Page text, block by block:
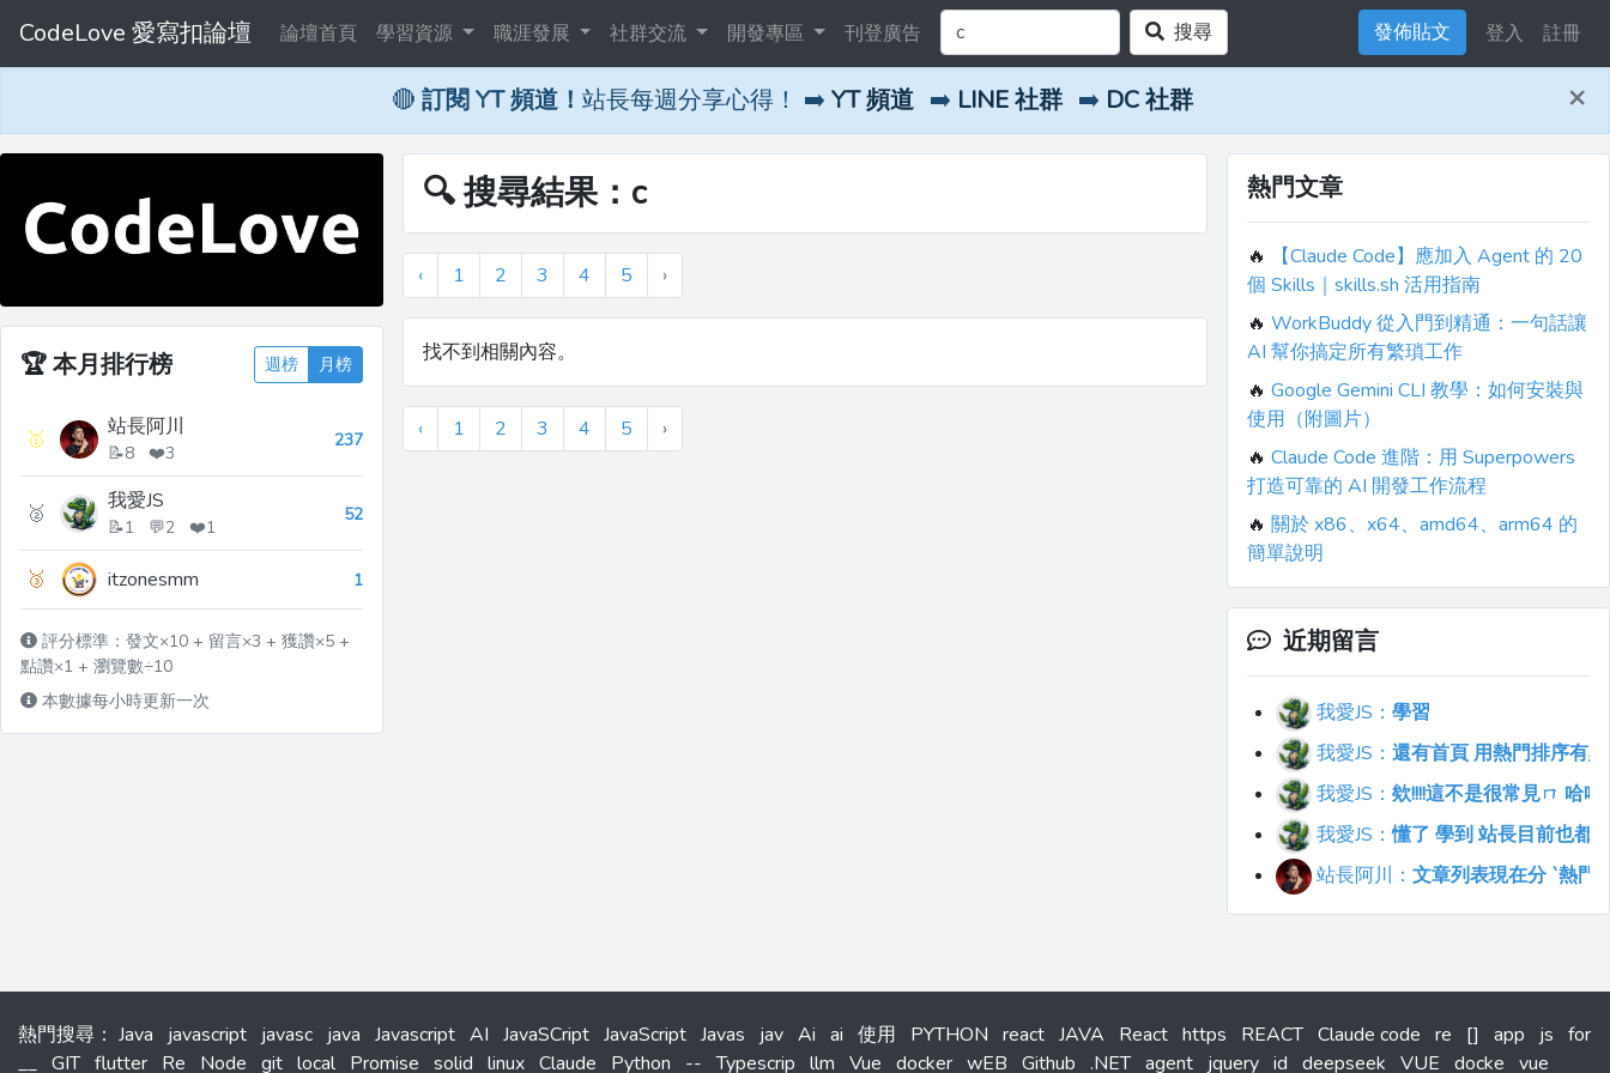
CodeLove 愛寫扣論壇 論壇首頁 學習資源 職涯發展 社群交流 開發專區 刊登廣告 搜尋 發佈貼文 登入 註冊
🔴 訂閱 YT 頻道！ 站長每週分享心得！ ➡️ YT 頻道 ➡️ LINE 社群 ➡️ DC 社群 ×
🏆本月排行榜 週榜 月榜
🥇 站長阿川
📝8 ❤️3
237
🥈 我愛JS
📝1 💬2 ❤️1
52
🥉 itzonesmm 1
評分標準：發文×10 + 留言×3 + 獲讚×5 +
點讚×1 + 瀏覽數÷10
本數據每小時更新一次
🔍 搜尋結果：c
‹ 1 2 3 4 5 ›
找不到相關內容。
‹ 1 2 3 4 5 ›
熱門文章
🔥
【Claude Code】應加入 Agent 的 20
個 Skills｜skills.sh 活用指南
🔥 WorkBuddy 從入門到精通：一句話讓
AI 幫你搞定所有繁瑣工作
🔥 Google Gemini CLI 教學：如何安裝與
使用（附圖片）
🔥 Claude Code 進階：用 Superpowers
打造可靠的 AI 開發工作流程
🔥 關於 x86、x64、amd64、arm64 的
簡單說明
近期留言
我愛JS： 學習
我愛JS： 還有首頁 用熱門排序有
我愛JS： 欸!!!!這不是很常見ㄇ 哈
我愛JS：懂了 學到 站長目前也都
站長阿川： 文章列表現在分 `熱門
熱門搜尋 ： Java javascript javasc java Javascript AI JavaSCript JavaScript Javas jav Ai ai 使用 PYTHON react JAVA React https REACT Claude code re [] app js for
__ GIT flutter Re Node git local Promise solid linux Claude Python -- Typescrip llm Vue docker wEB Github .NET agent jquery id deepseek VUE docke vue